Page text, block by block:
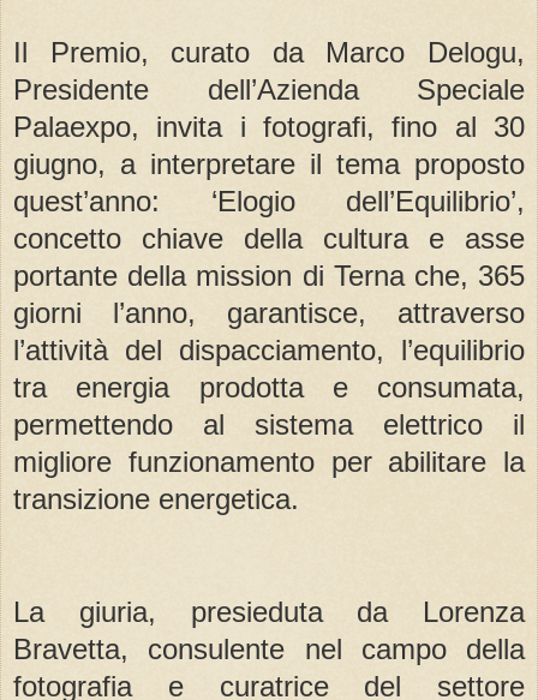
Il Premio, curato da Marco Delogu,
Presidente dell’Azienda Speciale
Palaexpo, invita i fotografi, fino al 30
giugno, a interpretare il tema proposto
quest’anno: ‘Elogio dell’Equilibrio’,
concetto chiave della cultura e asse
portante della mission di Terna che, 365
giorni l’anno, garantisce, attraverso
l’attività del dispacciamento, l’equilibrio
tra energia prodotta e consumata,
permettendo al sistema elettrico il
migliore funzionamento per abilitare la
transizione energetica.
La giuria, presieduta da Lorenza
Bravetta, consulente nel campo della
fotografia e curatrice del settore